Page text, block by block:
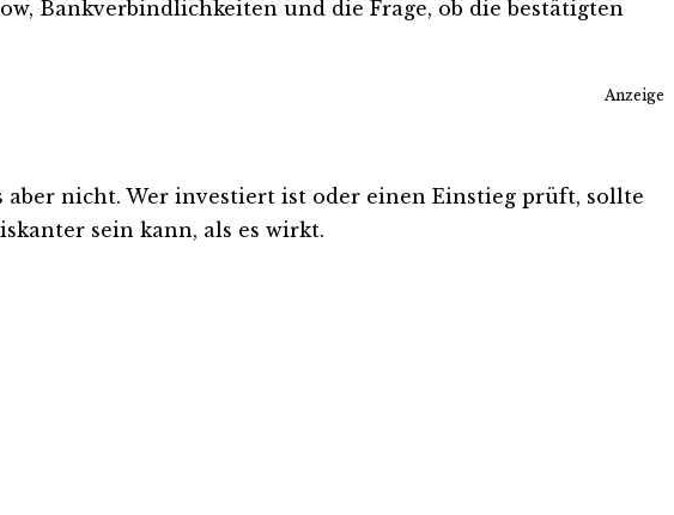
Bankverbindlichkeiten und die Frage, ob die bestätigten
Anzeige
nicht. Wer investiert ist oder einen Einstieg prüft, sollte
sein kann, als es wirkt.